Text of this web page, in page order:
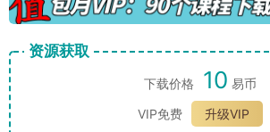
资源获取
下载价格 10 易币
VIP免费
升级VIP